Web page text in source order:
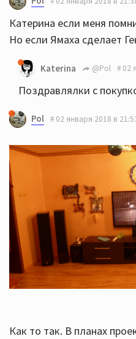
Катерина если меня
Но если Ямаха сделает
Katerina @Pol 02
Поздравлялки с
Pol 02 января 2018 в
Как то так. В планах